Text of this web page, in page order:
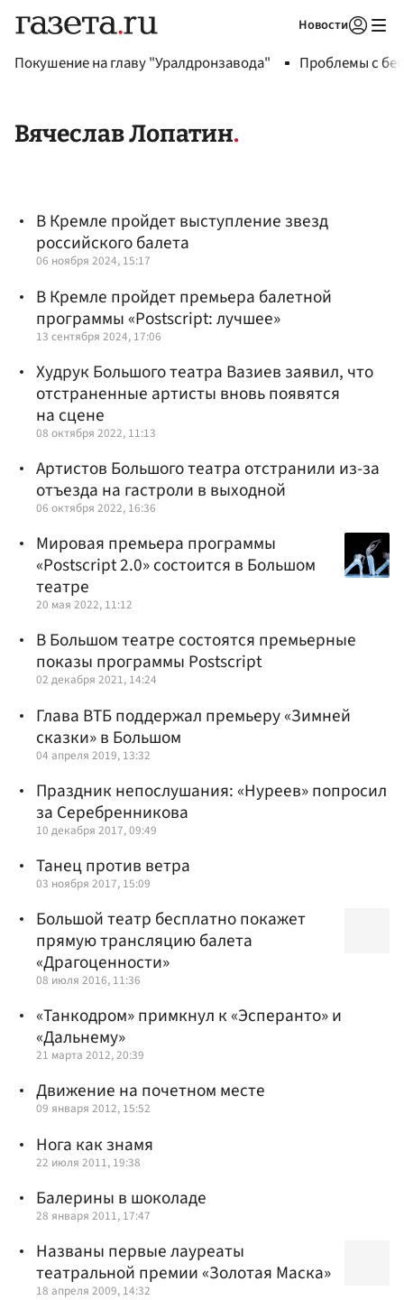
Новости
Покушение на главу "Уралдронзавода" Проблемы с
Вячеслав Лопатин
В Кремле пройдет выступление звезд
российского балета
06 ноября 2024, 15:17
В Кремле пройдет премьера балетной
программы «Postscript: лучшее»
13 сентября 2024, 17:06
Худрук Большого театра Вазиев заявил, что
отстраненные артисты вновь появятся
на сцене
08 октября 2022, 11:13
Артистов Большого театра отстранили из-за
отъезда на гастроли в выходной
06 октября 2022, 16:36
Мировая премьера программы
«Postscript 2.0» состоится в Большом
театре
20 мая 2022, 11:12
В Большом театре состоятся премьерные
показы программы Postscript
02 декабря 2021, 14:24
Глава ВТБ поддержал премьеру «Зимней
сказки» в Большом
04 апреля 2019, 13:32
Праздник непослушания: «Нуреев» попросил
за Серебренникова
10 декабря 2017, 09:49
Танец против ветра
03 ноября 2017, 15:09
Большой театр бесплатно покажет
прямую трансляцию балета
«Драгоценности»
08 июля 2016, 11:36
«Танкодром» примкнул к «Эсперанто» и
«Дальнему»
21 марта 2012, 20:39
Движение на почетном месте
09 января 2012, 15:52
Нога как знамя
22 июля 2011, 19:38
Балерины в шоколаде
28 января 2011, 17:47
Названы первые лауреаты
театральной премии «Золотая Маска»
18 апреля 2009, 14:32